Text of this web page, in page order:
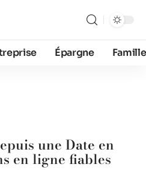
Épargne Famille
une Date en
en ligne fiables